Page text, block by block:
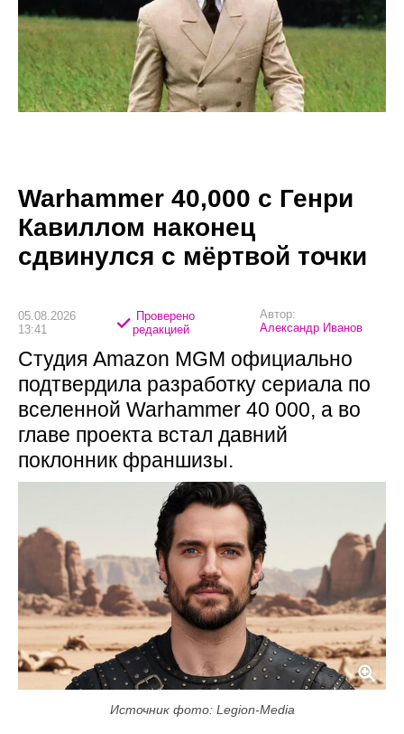
Warhammer 40,000 с Генри
Кавиллом наконец
сдвинулся с мёртвой точки
05.08.2026
13:41
Проверено
редакцией
Автор:
Александр Иванов
Студия Amazon MGM официально
подтвердила разработку сериала по
вселенной Warhammer 40 000, а во
главе проекта встал давний
поклонник франшизы.
Источник фото: Legion-Media